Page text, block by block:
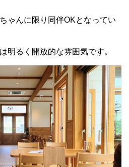
ゃんに限り同伴OKとなってい
明るく開放的な雰囲気です。